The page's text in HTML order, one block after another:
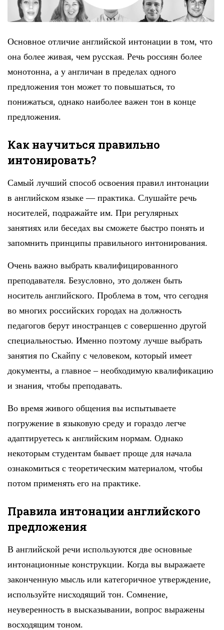
Основное отличие английской интонации в том, что
она более живая, чем русская. Речь россиян более
монотонна, а у англичан в пределах одного
предложения тон может то повышаться, то
понижаться, однако наиболее важен тон в конце
предложения.
Как научиться правильно
интонировать?
Самый лучший способ освоения правил интонации
в английском языке — практика. Слушайте речь
носителей, подражайте им. При регулярных
занятиях или беседах вы сможете быстро понять и
запомнить принципы правильного интонирования.
Очень важно выбрать квалифицированного
преподавателя. Безусловно, это должен быть
носитель английского. Проблема в том, что сегодня
во многих российских городах на должность
педагогов берут иностранцев с совершенно другой
специальностью. Именно поэтому лучше выбрать
занятия по Скайпу с человеком, который имеет
документы, а главное – необходимую квалификацию
и знания, чтобы преподавать.
Во время живого общения вы испытываете
погружение в языковую среду и гораздо легче
адаптируетесь к английским нормам. Однако
некоторым студентам бывает проще для начала
ознакомиться с теоретическим материалом, чтобы
потом применять его на практике.
Правила интонации английского
предложения
В английской речи используются две основные
интонационные конструкции. Когда вы выражаете
законченную мысль или категоричное утверждение,
используйте нисходящий тон. Сомнение,
неуверенность в высказывании, вопрос выражены
восходящим тоном.